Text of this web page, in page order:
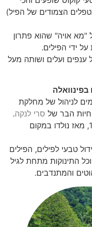
הצמודים של הפיל)
"מא אויה" שהוא פתרון
ידי הפילים.
בממוצע 50-70 קילו של ענפים ועלים ושותה מעל
לניהול של מחלקת
חיות הבר של סרי לנקה.
תוכנית רבייה בשבי החלה בשנת 1982, מאז נולדו במקום
טבעי לפילים, הפילים
התינוקות מתחת לגיל
והמתנדבים.